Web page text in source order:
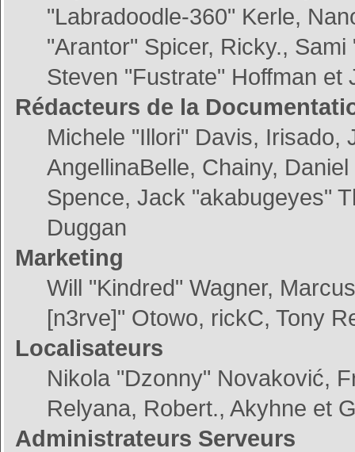
"Labradoodle-360" Kerle,
"Arantor" Spicer, Ricky.,
Steven "Fustrate" Hoffman et
Rédacteurs de la
Michele "Illori" Davis, Irisado,
AngellinaBelle, Chainy,
Spence, Jack "akabugeyes"
Duggan
Marketing
Will "Kindred" Wagner,
[n3rve]" Otowo, rickC, Tony
Localisateurs
Nikola "Dzonny" Novaković,
Relyana, Robert., Akyhne et
Administrateurs Serveurs